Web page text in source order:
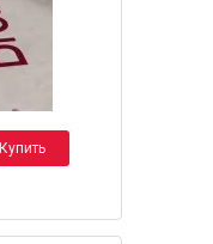
Купить